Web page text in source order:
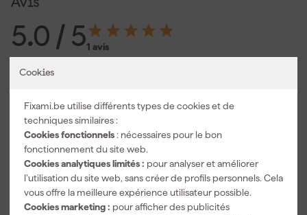
Cookies
Fixami.be utilise différents types de cookies et de
techniques similaires :
Cookies fonctionnels : nécessaires pour le bon
fonctionnement du site web.
Cookies analytiques limités : pour analyser et améliorer
l’utilisation du site web, sans créer de profils personnels. Cela
vous offre la meilleure expérience utilisateur possible.
Cookies marketing : pour afficher des publicités
Avis
5.0 / 51 avis
5 étoiles
2 étoiles
1 étoile
5.0
vérifié
In een woord geweldig, superspul
17/07/2021
Publié sur notre site néerlandais.
Traduire